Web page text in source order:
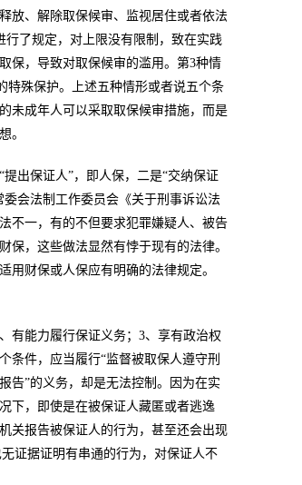
放、解除取保候审、监视居住或者依法
行了规定，对上限没有限制，致在实践
保，导致对取保候审的滥用。第3种情
特殊保护。上述五种情形或者说五个条
未成年人可以采取取保候审措施，而是
。
出保证人”，即人保，二是“交纳保证
会法制工作委员会《关于刑事诉讼法
不一，有的不但要求犯罪嫌疑人、被告
保，这些做法显然有悖于现有的法律。
用财保或人保应有明确的法律规定。
有能力履行保证义务；3、享有政治权
条件，应当履行“监督被取保人遵守刑
告”的义务，却是无法控制。因为在实
下，即使是在被保证人藏匿或者逃逸
关报告被保证人的行为，甚至还会出现
证据证明有串通的行为，对保证人不